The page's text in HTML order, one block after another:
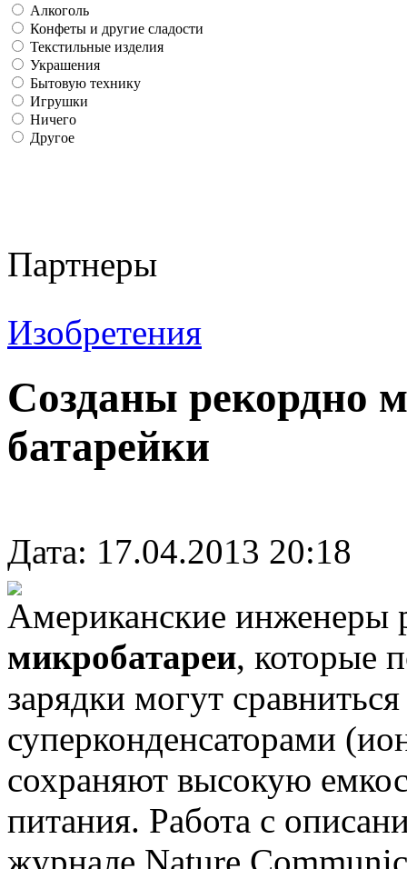
Алкоголь
Конфеты и другие сладости
Текстильные изделия
Украшения
Бытовую технику
Игрушки
Ничего
Другое
Партнеры
Изобретения
Созданы рекордно
батарейки
Дата: 17.04.2013 20:18
Американские инженеры
микробатареи, которые
зарядки могут
суперконденсаторами
сохраняют высокую
питания. Работа с